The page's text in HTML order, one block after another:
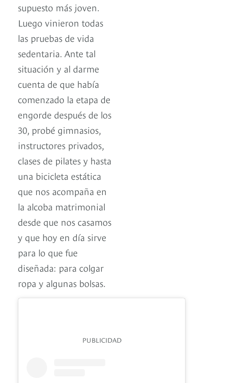
supuesto más joven.
Luego vinieron todas
las pruebas de vida
sedentaria. Ante tal
situación y al darme
cuenta de que había
comenzado la etapa de
engorde después de los
30, probé gimnasios,
instructores privados,
clases de pilates y hasta
una bicicleta estática
que nos acompaña en
la alcoba matrimonial
desde que nos casamos
y que hoy en día sirve
para lo que fue
diseñada: para colgar
ropa y algunas bolsas.
PUBLICIDAD